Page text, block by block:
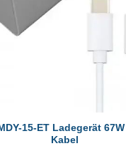
15-ET Ladegerät
Kabel